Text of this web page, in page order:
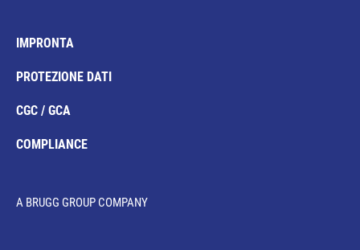
IMPRONTA
PROTEZIONE DATI
CGC / GCA
COMPLIANCE
A BRUGG GROUP COMPANY